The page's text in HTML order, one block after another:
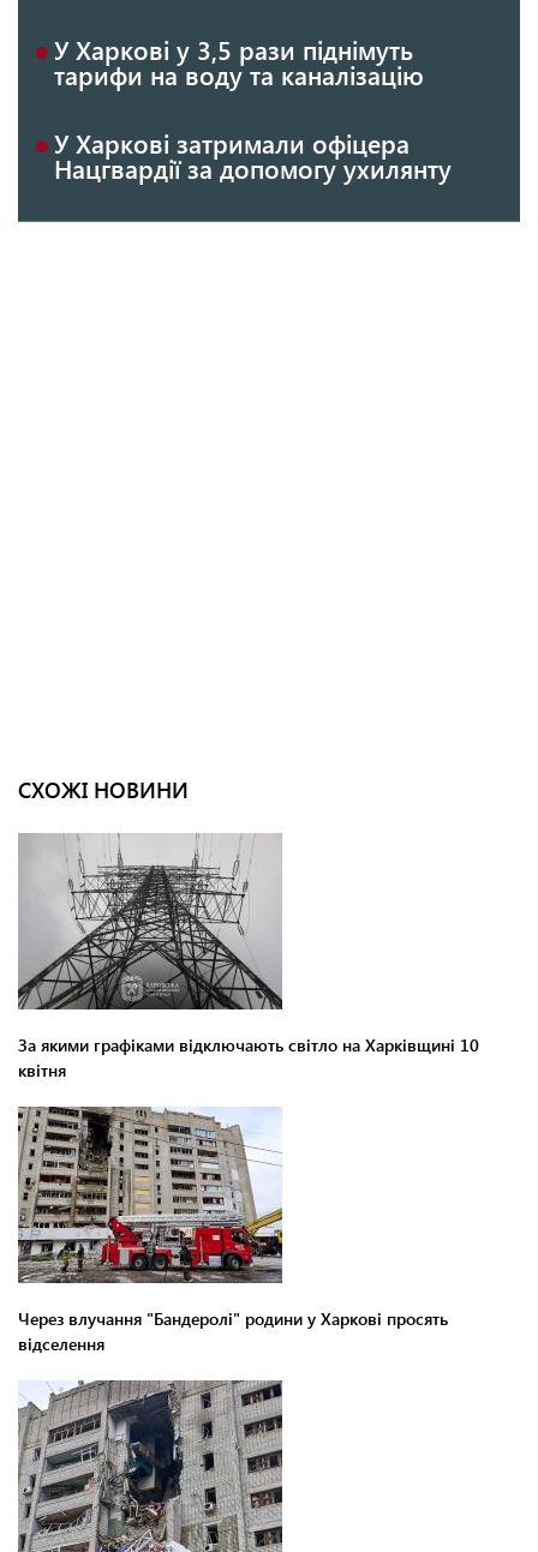
У Харкові у 3,5 рази піднімуть
тарифи на воду та каналізацію
У Харкові затримали офіцера
Нацгвардії за допомогу ухилянту
СХОЖІ НОВИНИ
За якими графіками відключають світло на Харківщині 10
квітня
Через влучання "Бандеролі" родини у Харкові просять
відселення